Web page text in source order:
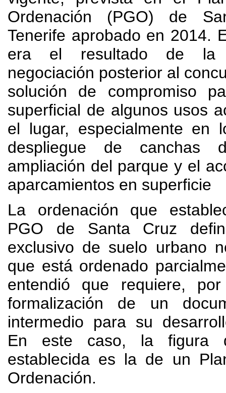
Ordenación (PGO) de
Tenerife aprobado en 2014.
era el resultado de la
negociación posterior al
solución de compromiso
superficial de algunos usos
el lugar, especialmente en
despliegue de canchas
ampliación del parque y el
aparcamientos en superficie
La ordenación que
PGO de Santa Cruz
exclusivo de suelo urbano
que está ordenado
entendió que requiere,
formalización de un
intermedio para su
En este caso, la figura
establecida es la de un
Ordenación.